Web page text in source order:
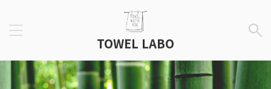
TOWEL LABO